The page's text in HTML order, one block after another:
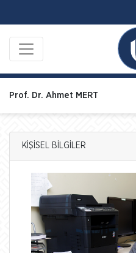
Prof. Dr. Ahmet MERT
KİŞİSEL BİLGİLER